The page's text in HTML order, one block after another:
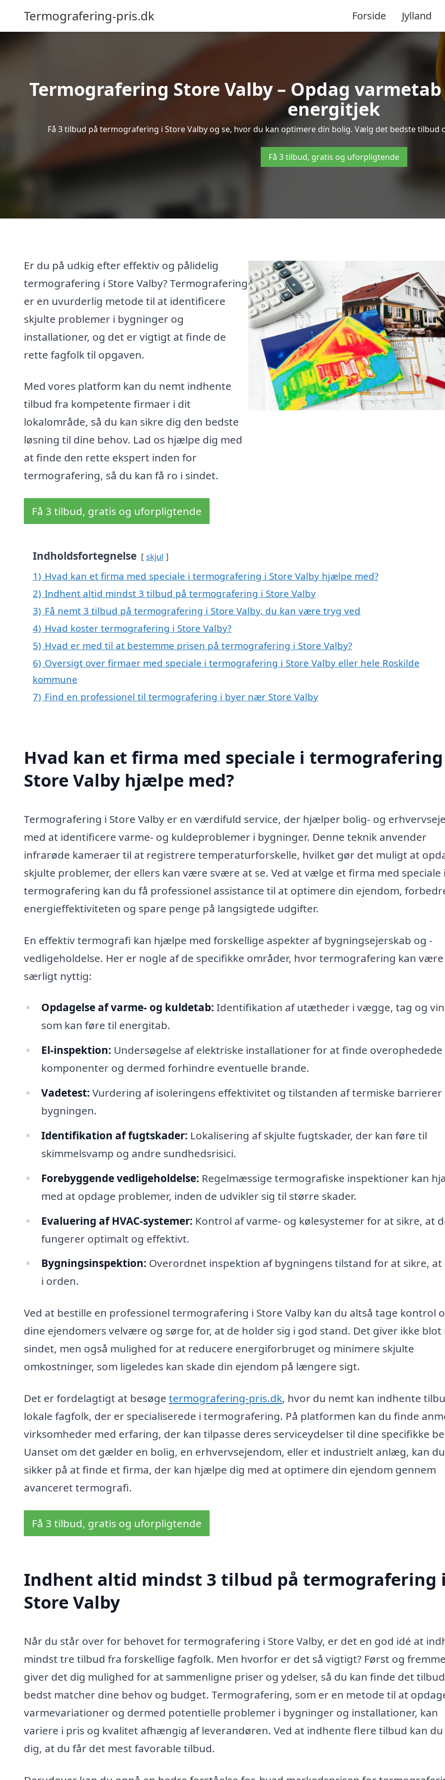
Termografering-pris.dk Forside Jylland
Termografering Store Valby – Opdag
energitjek
Få 3 tilbud på termografering i Store Valby og se, hvor du kan optimere din bolig. Vælg det bedste tilbud
Få 3 tilbud, gratis og uforpligtende
Er du på udkig efter effektiv og pålidelig
termografering i Store Valby? Termografering
er en uvurderlig metode til at identificere
skjulte problemer i bygninger og
installationer, og det er vigtigt at finde de
rette fagfolk til opgaven.
Med vores platform kan du nemt indhente
tilbud fra kompetente firmaer i dit
lokalområde, så du kan sikre dig den bedste
løsning til dine behov. Lad os hjælpe dig med
at finde den rette ekspert inden for
termografering, så du kan få ro i sindet.
Få 3 tilbud, gratis og uforpligtende
Indholdsfortegnelse skjul
1) Hvad kan et firma med speciale i termografering i Store Valby hjælpe med?
2) Indhent altid mindst 3 tilbud på termografering i Store Valby
3) Få nemt 3 tilbud på termografering i Store Valby, du kan være tryg ved
4) Hvad koster termografering i Store Valby?
5) Hvad er med til at bestemme prisen på termografering i Store Valby?
6) Oversigt over firmaer med speciale i termografering i Store Valby eller hele Roskilde
kommune
7) Find en professionel til termografering i byer nær Store Valby
Hvad kan et firma med speciale i
Store Valby hjælpe med?
Termografering i Store Valby er en værdifuld service, der hjælper bolig- og
med at identificere varme- og kuldeproblemer i bygninger. Denne teknik anvender
infrarøde kameraer til at registrere temperaturforskelle, hvilket gør det muligt at
skjulte problemer, der ellers kan være svære at se. Ved at vælge et firma med speciale i
termografering kan du få professionel assistance til at optimere din ejendom,
energieffektiviteten og spare penge på langsigtede udgifter.
En effektiv termografi kan hjælpe med forskellige aspekter af bygningsejerskab og -
vedligeholdelse. Her er nogle af de specifikke områder, hvor termografering kan være
særligt nyttig:
Opdagelse af varme- og kuldetab: Identifikation af utætheder i vægge, tag og
som kan føre til energitab.
El-inspektion: Undersøgelse af elektriske installationer for at finde overophedede
komponenter og dermed forhindre eventuelle brande.
Vadetest: Vurdering af isoleringens effektivitet og tilstanden af termiske barrierer
bygningen.
Identifikation af fugtskader: Lokalisering af skjulte fugtskader, der kan føre til
skimmelsvamp og andre sundhedsrisici.
Forebyggende vedligeholdelse: Regelmæssige termografiske inspektioner kan
med at opdage problemer, inden de udvikler sig til større skader.
Evaluering af HVAC-systemer: Kontrol af varme- og kølesystemer for at sikre, at
fungerer optimalt og effektivt.
Bygningsinspektion: Overordnet inspektion af bygningens tilstand for at sikre, at
i orden.
Ved at bestille en professionel termografering i Store Valby kan du altså tage kontrol
dine ejendomers velvære og sørge for, at de holder sig i god stand. Det giver ikke blot
sindet, men også mulighed for at reducere energiforbruget og minimere skjulte
omkostninger, som ligeledes kan skade din ejendom på længere sigt.
Det er fordelagtigt at besøge termografering-pris.dk, hvor du nemt kan indhente
lokale fagfolk, der er specialiserede i termografering. På platformen kan du finde
virksomheder med erfaring, der kan tilpasse deres serviceydelser til dine specifikke
Uanset om det gælder en bolig, en erhvervsejendom, eller et industrielt anlæg, kan
sikker på at finde et firma, der kan hjælpe dig med at optimere din ejendom gennem
avanceret termografi.
Få 3 tilbud, gratis og uforpligtende
Indhent altid mindst 3 tilbud på termografering i
Store Valby
Når du står over for behovet for termografering i Store Valby, er det en god idé at
mindst tre tilbud fra forskellige fagfolk. Men hvorfor er det så vigtigt? Først og
giver det dig mulighed for at sammenligne priser og ydelser, så du kan finde det
bedst matcher dine behov og budget. Termografering, som er en metode til at
varmevariationer og dermed potentielle problemer i bygninger og installationer, kan
variere i pris og kvalitet afhængig af leverandøren. Ved at indhente flere tilbud kan du
dig, at du får det mest favorable tilbud.